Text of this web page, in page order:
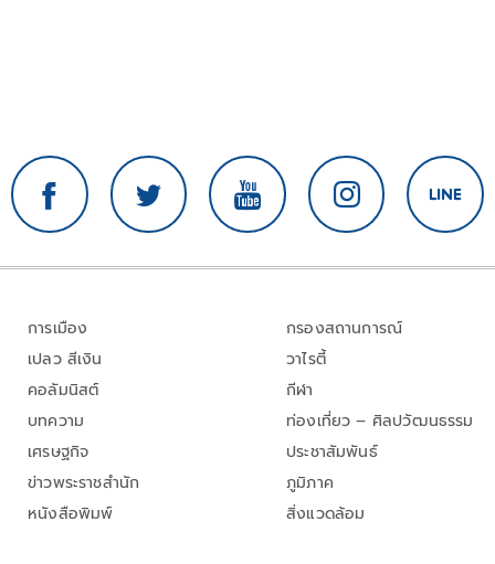
การเมือง
เปลว สีเงิน
คอลัมนิสต์
บทความ
เศรษฐกิจ
ข่าวพระราชสำนัก
หนังสือพิมพ์
กรองสถานการณ์
วาไรตี้
กีฬา
ท่องเที่ยว – ศิลปวัฒนธรรม
ประชาสัมพันธ์
ภูมิภาค
สิ่งแวดล้อม